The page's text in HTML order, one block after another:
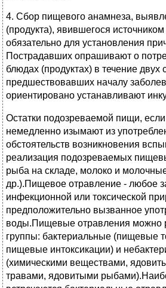
4. Сбор пищевого анамнеза,
(продукта), явившегося
обязательно для установления
Пострадавших опрашивают о
блюдах (продуктах) в течение двух
предшествовавших началу
ориентировано устанавливают
Остатки подозреваемой пищи,
немедленно изымают из
обстоятельств возникновения
реализация подозреваемых
рыба на складе, молоко и
др.).Пищевое отравление - любое
инфекционной или токсической
предположительно вызванное
воды.Пищевые отравления можно
группы: бактериальные (пищевые
пищевые интоксикации) и
(химическими веществами,
травами, ядовитыми